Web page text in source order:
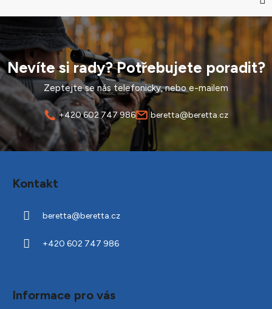
Nevíte si rady? Potřebujete poradit?
Zeptejte se nás telefonicky, nebo e-mailem
+420 602 747 986 beretta@beretta.cz
Kontakt
beretta@beretta.cz
+420 602 747 986
Informace pro vás